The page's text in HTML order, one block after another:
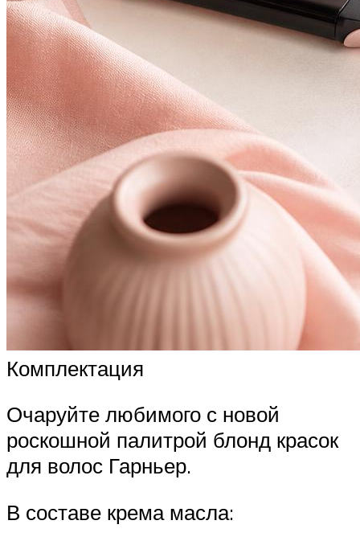
Комплектация
Очаруйте любимого с новой
роскошной палитрой блонд красок
для волос Гарньер.
В составе крема масла: